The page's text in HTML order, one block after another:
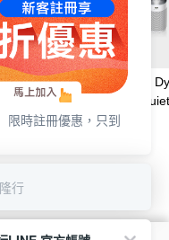
】Dyson
強
測空氣清
【1+1超值組】
Purifier
效極淨甲醛偵測
NT$38,888
限時註冊優惠，只到
行